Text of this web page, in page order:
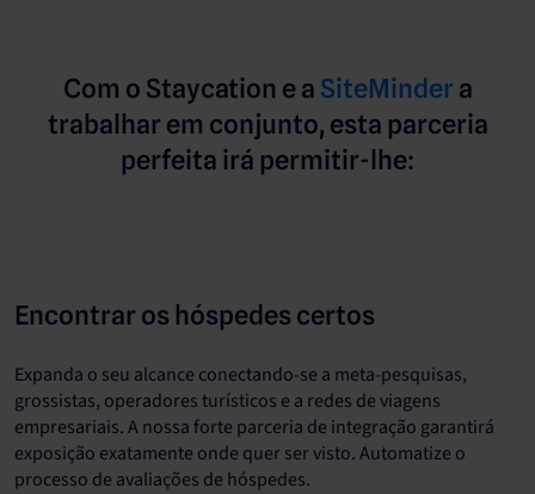
Com o Staycation e a SiteMinder a
trabalhar em conjunto, esta parceria
perfeita irá permitir-lhe:
Encontrar os hóspedes certos
Expanda o seu alcance conectando-se a meta-pesquisas,
grossistas, operadores turísticos e a redes de viagens
empresariais. A nossa forte parceria de integração garantirá
exposição exatamente onde quer ser visto. Automatize o
processo de avaliações de hóspedes.